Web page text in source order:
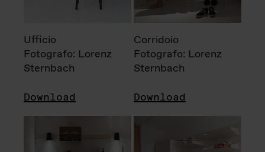
Ufficio
Fotografo: Lorenz
Sternbach
Download
Corridoio
Fotografo: Lorenz
Sternbach
Download